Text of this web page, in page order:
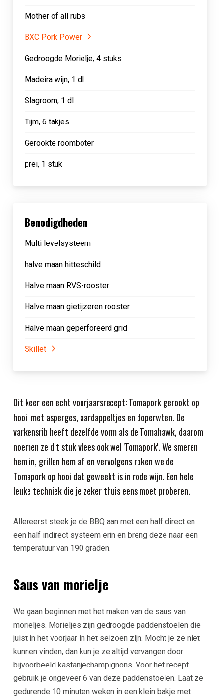
Dit keer een echt voorjaarsrecept: Tomapork gerookt op
hooi, met asperges, aardappeltjes en doperwten. De
varkensrib heeft dezelfde vorm als de Tomahawk, daarom
noemen ze dit stuk vlees ook wel 'Tomapork'. We smeren
hem in, grillen hem af en vervolgens roken we de
Tomapork op hooi dat geweekt is in rode wijn. Een hele
leuke techniek die je zeker thuis eens moet proberen.
Allereerst steek je de BBQ aan met een half direct en
een half indirect systeem erin en breng deze naar een
temperatuur van 190 graden.
Saus van morielje
We gaan beginnen met het maken van de saus van
morieljes. Morieljes zijn gedroogde paddenstoelen die
juist in het voorjaar in het seizoen zijn. Mocht je ze niet
kunnen vinden, dan kun je ze altijd vervangen door
bijvoorbeeld kastanjechampignons. Voor het recept
gebruik je ongeveer 6 van deze paddenstoelen. Laat ze
gedurende 10 minuten weken in een klein bakje met
Mother of all rubs
BXC Pork Power
Gedroogde Morielje, 4 stuks
Madeira wijn, 1 dl
Slagroom, 1 dl
Tijm, 6 takjes
Gerookte roomboter
prei, 1 stuk
Benodigdheden
Multi levelsysteem
halve maan hitteschild
Halve maan RVS-rooster
Halve maan gietijzeren rooster
Halve maan geperforeerd grid
Skillet